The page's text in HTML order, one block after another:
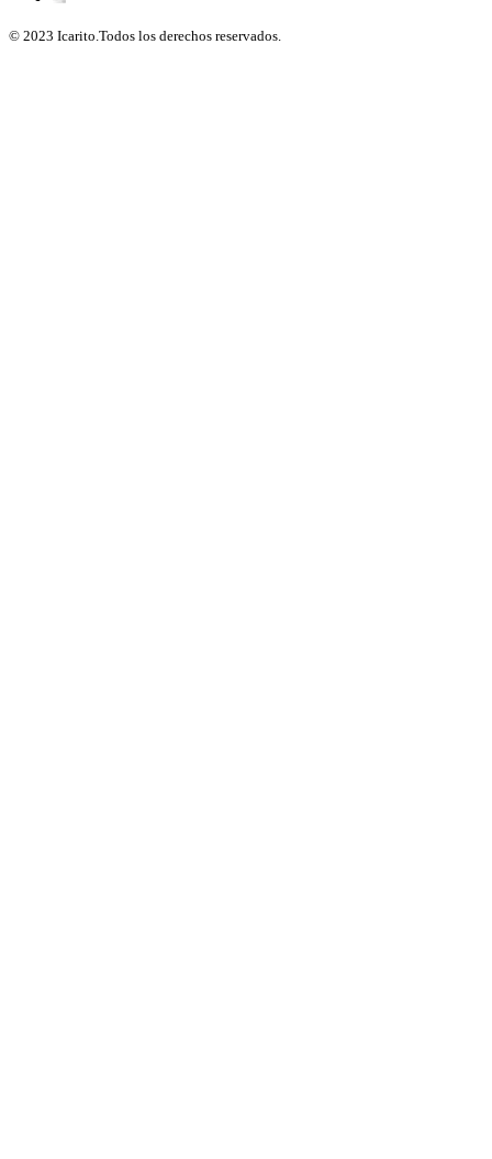
© 2023 Icarito.Todos los derechos reservados.